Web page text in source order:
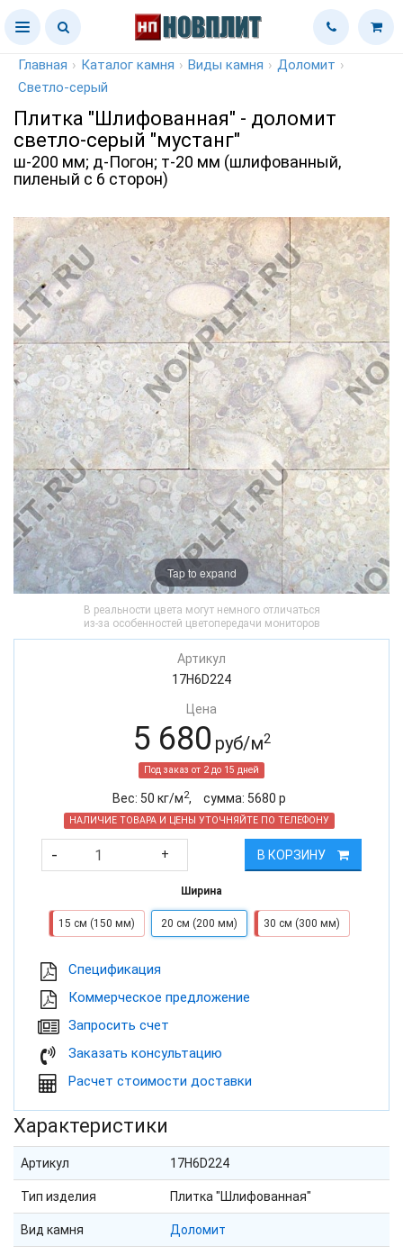
Главная › Каталог камня › Виды камня › Доломит ›
Светло-серый
Плитка "Шлифованная" - доломит
светло-серый "мустанг"
ш-200 мм; д-Погон; т-20 мм (шлифованный,
пиленый с 6 сторон)
Tap to expand
В реальности цвета могут немного отличаться
из-за особенностей цветопередачи мониторов
Артикул
17H6D224
Цена
5 680 руб/м2
Под заказ от 2 до 15 дней
Вес: 50 кг/м2, cумма: 5680 р
НАЛИЧИЕ ТОВАРА И ЦЕНЫ УТОЧНЯЙТЕ ПО ТЕЛЕФОНУ
- + В КОРЗИНУ
Ширина
15 см (150 мм) 20 см (200 мм) 30 см (300 мм)
Cпецификация
Коммерческое предложение
Запросить счет
Заказать консультацию
Расчет стоимости доставки
Характеристики
Артикул 17H6D224
Тип изделия Плитка "Шлифованная"
Вид камня Доломит